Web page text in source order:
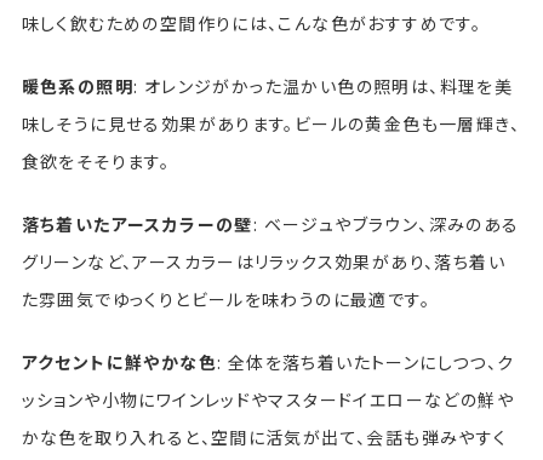
味しく飲むための空間作りには、こんな色がおすすめです。
暖色系の照明: オレンジがかった温かい色の照明は、料理を美
味しそうに見せる効果があります。ビールの黄金色も一層輝き、
食欲をそそります。
落ち着いたアースカラーの壁: ベージュやブラウン、深みのある
グリーンなど、アースカラーはリラックス効果があり、落ち着い
た雰囲気でゆっくりとビールを味わうのに最適です。
アクセントに鮮やかな色: 全体を落ち着いたトーンにしつつ、ク
ッションや小物にワインレッドやマスタードイエローなどの鮮や
かな色を取り入れると、空間に活気が出て、会話も弾みやすく